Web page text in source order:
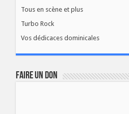
Tous en scène et plus
Turbo Rock
Vos dédicaces dominicales
FAIRE UN DON